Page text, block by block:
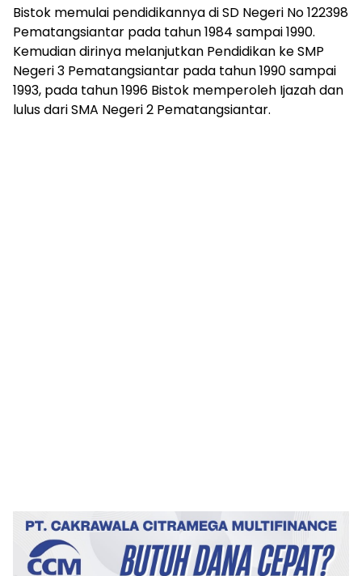
Bistok memulai pendidikannya di SD Negeri No 122398
Pematangsiantar pada tahun 1984 sampai 1990.
Kemudian dirinya melanjutkan Pendidikan ke SMP
Negeri 3 Pematangsiantar pada tahun 1990 sampai
1993, pada tahun 1996 Bistok memperoleh Ijazah dan
lulus dari SMA Negeri 2 Pematangsiantar.